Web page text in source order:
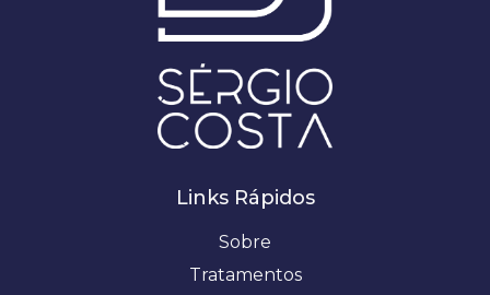
Links Rápidos
Sobre
Tratamentos